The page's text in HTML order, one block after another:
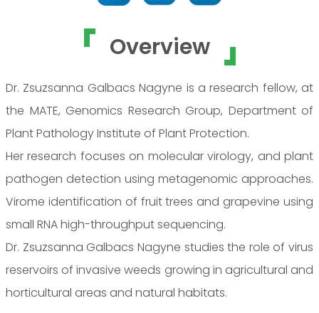
Overview
Dr. Zsuzsanna Galbacs Nagyne is a research fellow, at
the MATE, Genomics Research Group, Department of
Plant Pathology Institute of Plant Protection.
Her research focuses on molecular virology, and plant
pathogen detection using metagenomic approaches.
Virome identification of fruit trees and grapevine using
small RNA high-throughput sequencing.
Dr. Zsuzsanna Galbacs Nagyne studies the role of virus
reservoirs of invasive weeds growing in agricultural and
horticultural areas and natural habitats.